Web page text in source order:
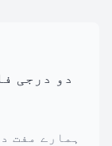
دو درجی
ہمارے مفت